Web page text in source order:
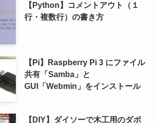
【Python】コメントアウト（１
行・複数行）の書き方
【Pi】Raspberry Pi 3 にファイル
共有「Samba」と
GUI「Webmin」をインストール
【DIY】ダイソーで木工用のダボ